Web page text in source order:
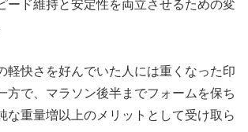
ード維持と安定性を両立させるための変
軽快さを好んでいた人には重くなった印
方で、マラソン後半までフォームを保ち
な重量増以上のメリットとして受け取ら